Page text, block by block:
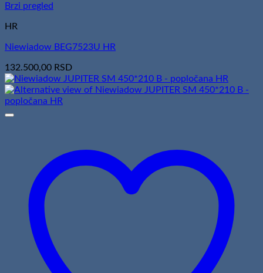
Brzi pregled
HR
Niewiadow BEG7523U HR
132.500,00 RSD